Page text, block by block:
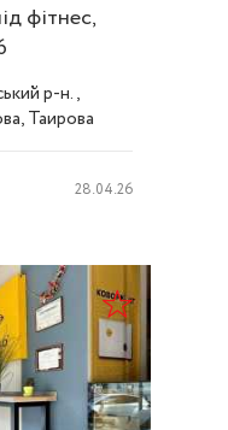
фітнес,
р-н.,
Таирова
28.04.26